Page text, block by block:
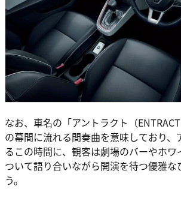
なお、車名の「アントラクト（
の幕間に流れる間奏曲を意味しており、
るこの時間に、観客は劇場のバーやホ
ついて語り合いながら開演を待つ優雅
う。